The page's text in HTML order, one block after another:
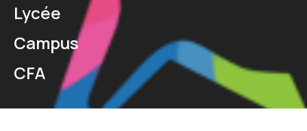
Lycée
Campus
CFA